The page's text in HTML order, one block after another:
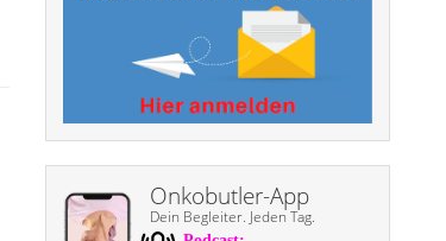
Onkobutler-App
Dein Begleiter. Jeden Tag.